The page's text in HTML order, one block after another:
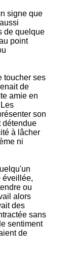
signe que
de quelque
point
toucher ses
de
amie en
son
détendue
à lâcher
ni
éveillée,
ou
alors
des
sans
sentiment
de